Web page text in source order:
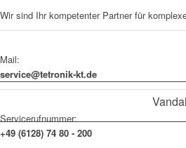
Wir sind Ihr kompetenter Partner für
Mail:
service@tetronik-kt.de
Servicerufnummer:
+49 (6128) 74 80 - 200